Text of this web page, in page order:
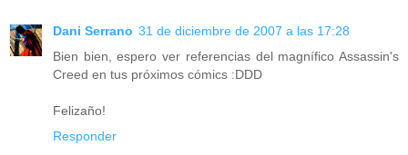
Dani Serrano 31 de diciembre de 2007 a las 17:28
Bien bien, espero ver referencias del magnífico Assassin's
Creed en tus próximos cómics :DDD
Felizaño!
Responder